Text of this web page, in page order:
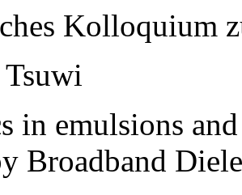
Kolloquium
in emulsions
Broadband